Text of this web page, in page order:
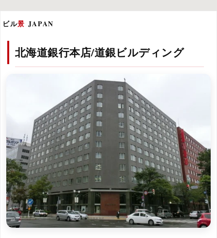
ビル景 JAPAN
北海道銀行本店/道銀ビルディング